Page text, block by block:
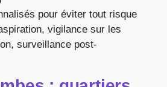
pour éviter tout risque
vigilance sur les
surveillance post-